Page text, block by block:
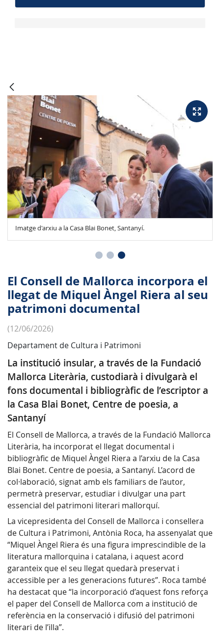
Imatge d'arxiu a la Casa Blai Bonet, Santanyí.
El Consell de Mallorca incorpora el
llegat de Miquel Àngel Riera al seu
patrimoni documental
(12/06/2026)
Departament de Cultura i Patrimoni
La institució insular, a través de la Fundació
Mallorca Literària, custodiarà i divulgarà el
fons documental i bibliogràfic de l’escriptor a
la Casa Blai Bonet, Centre de poesia, a
Santanyí
El Consell de Mallorca, a través de la Fundació Mallorca
Literària, ha incorporat el llegat documental i
bibliogràfic de Miquel Àngel Riera a l’arxiu de la Casa
Blai Bonet. Centre de poesia, a Santanyí. L’acord de
col·laboració, signat amb els familiars de l’autor,
permetrà preservar, estudiar i divulgar una part
essencial del patrimoni literari mallorquí.
La vicepresidenta del Consell de Mallorca i consellera
de Cultura i Patrimoni, Antònia Roca, ha assenyalat que
“Miquel Àngel Riera és una figura imprescindible de la
literatura mallorquina i catalana, i aquest acord
garanteix que el seu llegat quedarà preservat i
accessible per a les generacions futures”. Roca també
ha destacat que “la incorporació d’aquest fons reforça
el paper del Consell de Mallorca com a institució de
referència en la conservació i difusió del patrimoni
literari de l’illa”.